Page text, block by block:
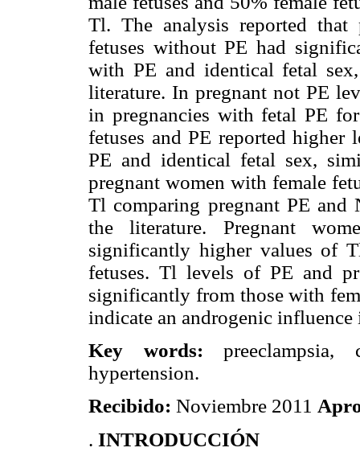
Tl. The analysis reported that
fetuses without PE had
with PE and identical fetal
literature. In pregnant not PE
in pregnancies with fetal PE
fetuses and PE reported
PE and identical fetal sex,
pregnant women with female
Tl comparing pregnant PE
the literature. Pregnant
significantly higher values of
fetuses. Tl levels of PE and
significantly from those with
indicate an androgenic
Key words:preeclampsia,
hypertension.
Recibido: Noviembre 2011
. INTRODUCCIÓN